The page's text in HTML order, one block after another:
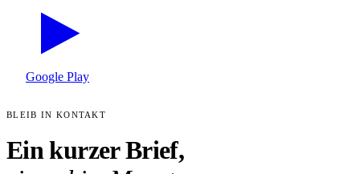
Google Play
BLEIB IN KONTAKT
Ein kurzer Brief,